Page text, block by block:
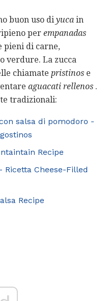
buon uso di yuca in
per empanadas
pieni di carne,
verdure. La zucca
chiamate pristinos e
aguacati rellenos .
tradizionali:
salsa di pomodoro -
Recipe
Ricetta Cheese-Filled
Recipe